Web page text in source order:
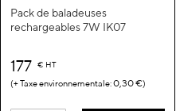
Pack de baladeuses
rechargeables 7W IK07
177 € HT
0,30 €